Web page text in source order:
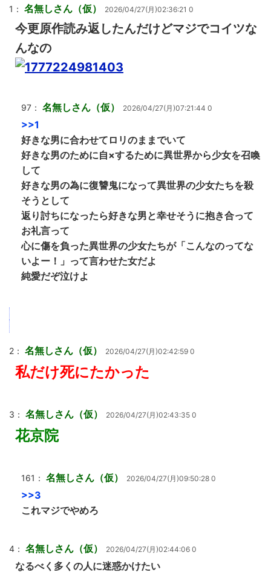
1： 名無しさん（仮） 2026/04/27(月)02:36:21 0
今更原作読み返したんだけどマジでコイツな
んなの
97： 名無しさん（仮） 2026/04/27(月)07:21:44 0
>>1
好きな男に合わせてロリのままでいて
好きな男のために自×するために異世界から少女を召喚
して
好きな男の為に復讐鬼になって異世界の少女たちを殺
そうとして
返り討ちになったら好きな男と幸せそうに抱き合って
お礼言って
心に傷を負った異世界の少女たちが「こんなのってな
いよー！」って言わせた女だよ
純愛だぞ泣けよ
2： 名無しさん（仮） 2026/04/27(月)02:42:59 0
私だけ死にたかった
3： 名無しさん（仮） 2026/04/27(月)02:43:35 0
花京院
161： 名無しさん（仮） 2026/04/27(月)09:50:28 0
>>3
これマジでやめろ
4： 名無しさん（仮） 2026/04/27(月)02:44:06 0
なるべく多くの人に迷惑かけたい